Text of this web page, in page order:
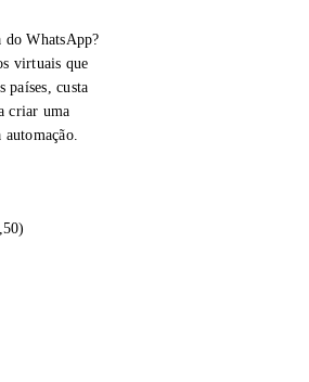
do WhatsApp?
virtuais que
custa
criar uma